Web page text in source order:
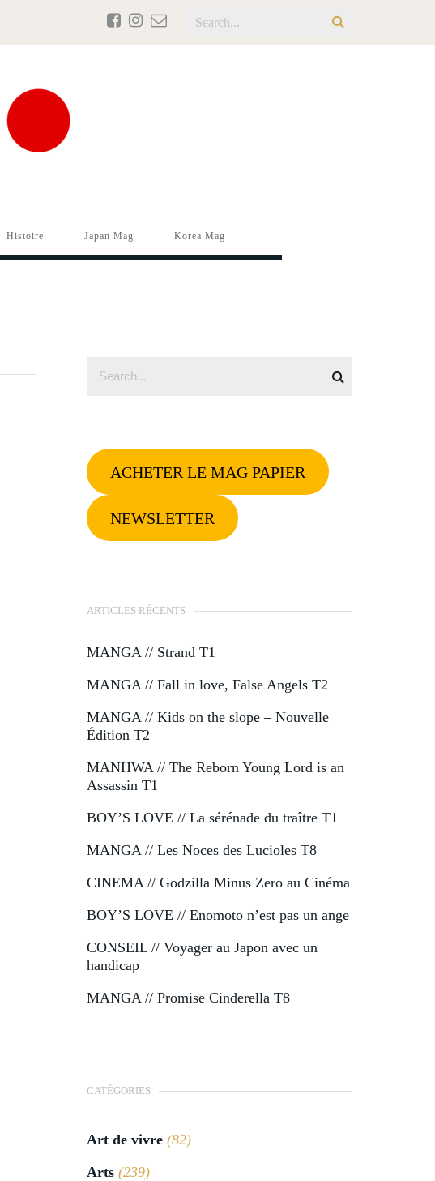
Histoire Japan Mag Korea Mag
ACHETER LE MAG PAPIER
NEWSLETTER
ARTICLES RÉCENTS
MANGA // Strand T1
MANGA // Fall in love, False Angels T2
MANGA // Kids on the slope – Nouvelle
Édition T2
MANHWA // The Reborn Young Lord is an
Assassin T1
BOY’S LOVE // La sérénade du traître T1
MANGA // Les Noces des Lucioles T8
CINEMA // Godzilla Minus Zero au Cinéma
BOY’S LOVE // Enomoto n’est pas un ange
CONSEIL // Voyager au Japon avec un
handicap
MANGA // Promise Cinderella T8
CATÉGORIES
Art de vivre (82)
Arts (239)